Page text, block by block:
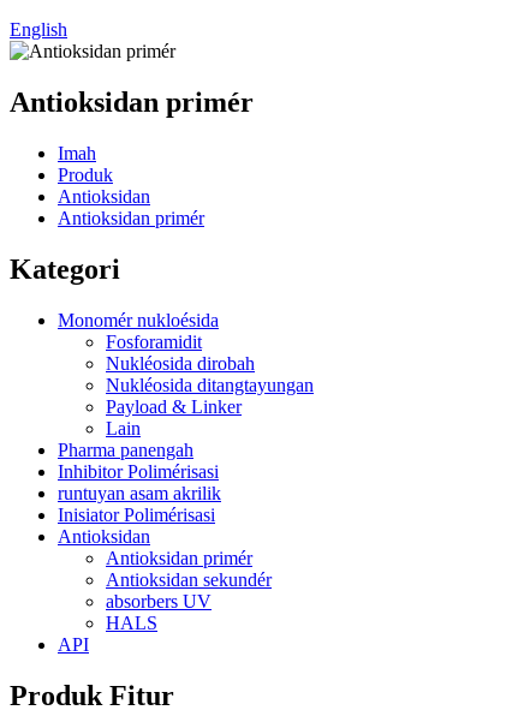
English
Antioksidan primér
Imah
Produk
Antioksidan
Antioksidan primér
Kategori
Monomér nukloésida
Fosforamidit
Nukléosida dirobah
Nukléosida ditangtayungan
Payload & Linker
Lain
Pharma panengah
Inhibitor Polimérisasi
runtuyan asam akrilik
Inisiator Polimérisasi
Antioksidan
Antioksidan primér
Antioksidan sekundér
absorbers UV
HALS
API
Produk Fitur